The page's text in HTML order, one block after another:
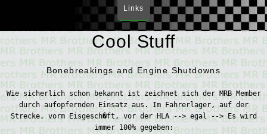
Links
Cool Stuff
Bonebreakings and Engine Shutdowns
Wie sicherlich schon bekannt ist zeichnet sich der MRB Member
durch aufopfernden Einsatz aus. Im Fahrerlager, auf der
Strecke, vorm Eisgesch�ft, vor der HLA --> egal --> Es wird
immer 100% gegeben: